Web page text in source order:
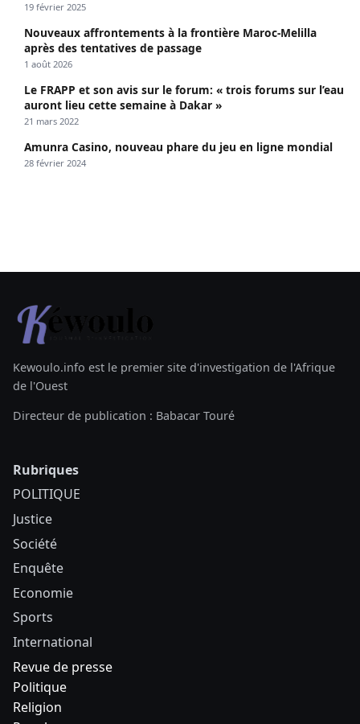
19 février 2025
Nouveaux affrontements à la frontière Maroc-Melilla
après des tentatives de passage
1 août 2026
Le FRAPP et son avis sur le forum: « trois forums sur l’eau
auront lieu cette semaine à Dakar »
21 mars 2022
Amunra Casino, nouveau phare du jeu en ligne mondial
28 février 2024
Kewoulo.info est le premier site d'investigation de l'Afrique
de l'Ouest
Directeur de publication : Babacar Touré
Rubriques
POLITIQUE
Justice
Société
Enquête
Economie
Sports
International
Revue de presse
Politique
Religion